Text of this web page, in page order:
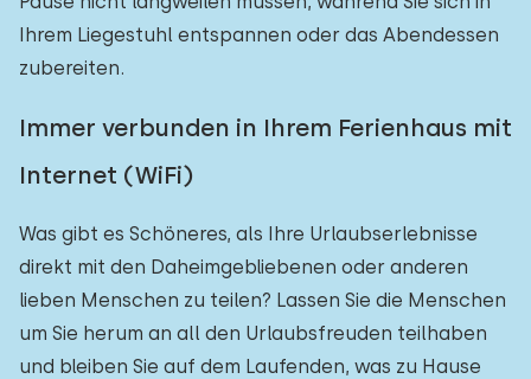
Ihrem Liegestuhl entspannen oder das Abendessen
zubereiten.
Immer verbunden in Ihrem Ferienhaus mit
Internet (WiFi)
Was gibt es Schöneres, als Ihre Urlaubserlebnisse
direkt mit den Daheimgebliebenen oder anderen
lieben Menschen zu teilen? Lassen Sie die Menschen
um Sie herum an all den Urlaubsfreuden teilhaben
und bleiben Sie auf dem Laufenden, was zu Hause